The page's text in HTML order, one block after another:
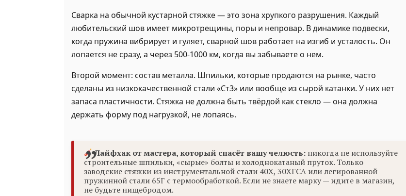
Сварка на обычной кустарной стяжке — это зона хрупкого разрушения. Каждый
любительский шов имеет микротрещины, поры и непровар. В динамике подвески,
когда пружина вибрирует и гуляет, сварной шов работает на изгиб и усталость. Он
лопается не сразу, а через 500-1000 км, когда вы забываете о нем.
Второй момент: состав металла. Шпильки, которые продаются на рынке, часто
сделаны из низкокачественной стали «Ст3» или вообще из сырой катанки. У них нет
запаса пластичности. Стяжка не должна быть твёрдой как стекло — она должна
держать форму под нагрузкой, не лопаясь.
Лайфхак от мастера, который спасёт вашу челюсть: никогда не используйте
строительные шпильки, «сырые» болты и холоднокатаный пруток. Только
заводские стяжки из инструментальной стали 40Х, 30ХГСА или легированной
пружинной стали 65Г с термообработкой. Если не знаете марку — идите в магазин,
не будьте нищебродом.